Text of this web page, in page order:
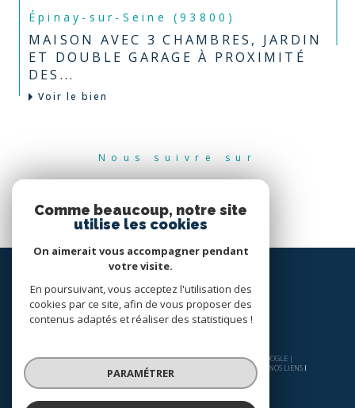
Épinay-sur-Seine (93800)
MAISON AVEC 3 CHAMBRES, JARDIN
ET DOUBLE GARAGE À PROXIMITÉ
DES...
Voir le bien
Nous suivre sur
© 2026 | TOUS DROITS RÉSERVÉS | TRADUCTION POWERED BY GOOGLE |
NOS HONORAIRES
PLAN DU SITE MENTIONS LÉGALES ADMIN
NOS LIENS
POLITIQUE RGPD
Comme beaucoup, notre site
utilise les cookies
On aimerait vous accompagner pendant
votre visite.
En poursuivant, vous acceptez l'utilisation des
cookies par ce site, afin de vous proposer des
contenus adaptés et réaliser des statistiques !
PARAMÉTRER